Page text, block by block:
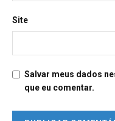
Site
Salvar meus dados
que eu comentar.